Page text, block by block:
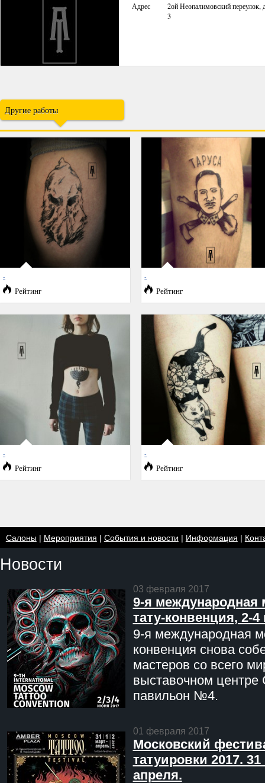
Адрес
2ой Неопалимовский переулок,
3
Другие работы
-
Рейтинг
-
Рейтинг
-
Рейтинг
-
Рейтинг
Салоны| Мероприятия | События и новости | Информация |
Новости
03 февраля 2017
9-я международная
тату-конвенция, 2-
9-я международная
конвенция снова
мастеров со всего
выставочном центре
павильон №4.
01 февраля 2017
Московский
татуировки 2017. 31
апреля.